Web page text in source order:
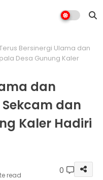
Bersinergi Ulama dan
Desa Gunung Kaler
dan
dan
Kaler Hadiri
read 0